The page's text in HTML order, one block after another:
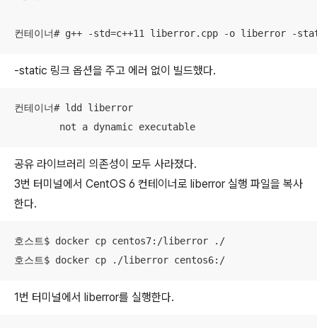
컨테이너# g++ -std=c++11 liberror.cpp -o liberror -
-static 링크 옵션을 주고 에러 없이 빌드했다.
컨테이너# ldd liberror
	not a dynamic executable
공유 라이브러리 의존성이 모두 사라졌다.
3번 터미널에서 CentOS 6 컨테이너로 liberror 실행 파일을 복사
한다.
호스트$ docker cp centos7:/liberror ./
호스트$ docker cp ./liberror centos6:/
1번 터미널에서 liberror를 실행한다.